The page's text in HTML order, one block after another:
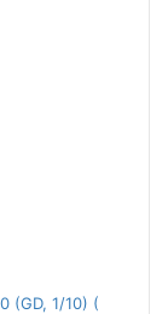
(GD, 1/10) (